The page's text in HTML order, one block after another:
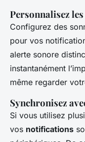
Personnalisez
Configurez des
pour vos
alerte sonore
instantanément
même regarder
Synchronisez
Si vous utilisez
vos notifications